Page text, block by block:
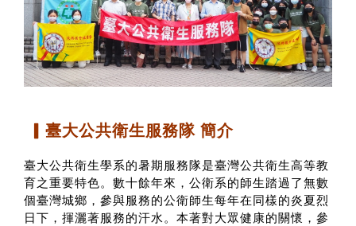
▎臺大公共衛生服務隊 簡介
臺大公共衛生學系的暑期服務隊是臺灣公共衛生高等教
育之重要特色。數十餘年來，公衛系的師生踏過了無數
個臺灣城鄉，參與服務的公衛師生每年在同樣的炎夏烈
日下，揮灑著服務的汗水。本著對大眾健康的關懷，參